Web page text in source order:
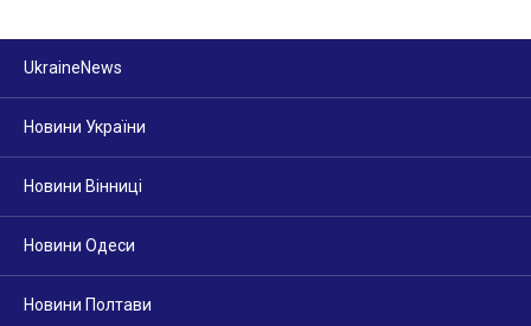
UkraineNews
Новини України
Новини Вінниці
Новини Одеси
Новини Полтави